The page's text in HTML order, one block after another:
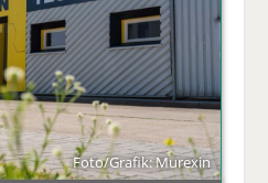
Foto/Grafik: Murexin